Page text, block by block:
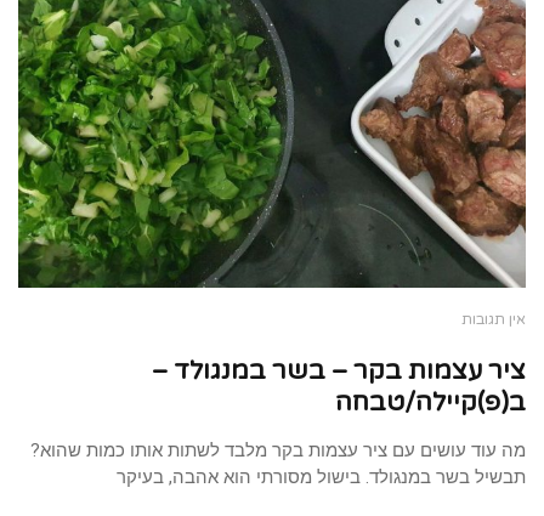
אין תגובות
ציר עצמות בקר – בשר במנגולד –
ב(פ)קיילה/טבחה
מה עוד עושים עם ציר עצמות בקר מלבד לשתות אותו כמות שהוא?
תבשיל בשר במנגולד. בישול מסורתי הוא אהבה, בעיקר